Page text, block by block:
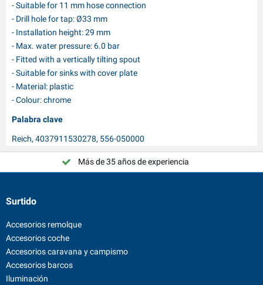
- Suitable for 11 mm hose connection
- Drill hole for tap: Ø33 mm
- Installation height: 29 mm
- Max. water pressure: 6.0 bar
- Fitted with a vertically tilting spout
- Suitable for sinks with cover plate
- Material: plastic
- Colour: chrome
Palabra clave
Reich, 4037911530278, 556-050000
¡Elija PAT Europe!
Más de 35 años de experiencia
Surtido
Accesorios remolque
Accesorios coche
Accesorios caravana y campismo
Accesorios barcos
Iluminación